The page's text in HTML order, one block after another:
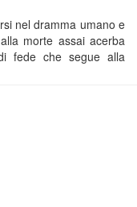
nel dramma umano e
morte assai acerba
fede che segue alla